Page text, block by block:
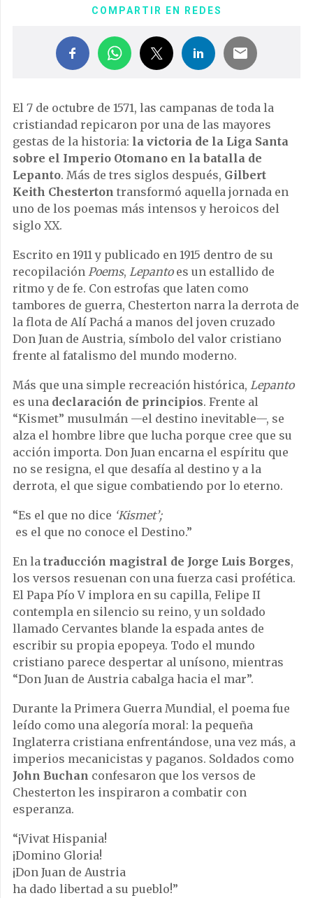
COMPARTIR EN REDES
El 7 de octubre de 1571, las campanas de toda la
cristiandad repicaron por una de las mayores
gestas de la historia: la victoria de la Liga Santa
sobre el Imperio Otomano en la batalla de
Lepanto. Más de tres siglos después, Gilbert
Keith Chesterton transformó aquella jornada en
uno de los poemas más intensos y heroicos del
siglo XX.
Escrito en 1911 y publicado en 1915 dentro de su
recopilación Poems, Lepantoes un estallido de
ritmo y de fe. Con estrofas que laten como
tambores de guerra, Chesterton narra la derrota de
la flota de Alí Pachá a manos del joven cruzado
Don Juan de Austria, símbolo del valor cristiano
frente al fatalismo del mundo moderno.
Más que una simple recreación histórica, Lepanto
es una declaración de principios. Frente al
“Kismet” musulmán —el destino inevitable—, se
alza el hombre libre que lucha porque cree que su
acción importa. Don Juan encarna el espíritu que
no se resigna, el que desafía al destino y a la
derrota, el que sigue combatiendo por lo eterno.
“Es el que no dice ‘Kismet’;
es el que no conoce el Destino.”
En la traducción magistral de Jorge Luis Borges,
los versos resuenan con una fuerza casi profética.
El Papa Pío V implora en su capilla, Felipe II
contempla en silencio su reino, y un soldado
llamado Cervantes blande la espada antes de
escribir su propia epopeya. Todo el mundo
cristiano parece despertar al unísono, mientras
“Don Juan de Austria cabalga hacia el mar”.
Durante la Primera Guerra Mundial, el poema fue
leído como una alegoría moral: la pequeña
Inglaterra cristiana enfrentándose, una vez más, a
imperios mecanicistas y paganos. Soldados como
John Buchan confesaron que los versos de
Chesterton les inspiraron a combatir con
esperanza.
“¡Vivat Hispania!
¡Domino Gloria!
¡Don Juan de Austria
ha dado libertad a su pueblo!”